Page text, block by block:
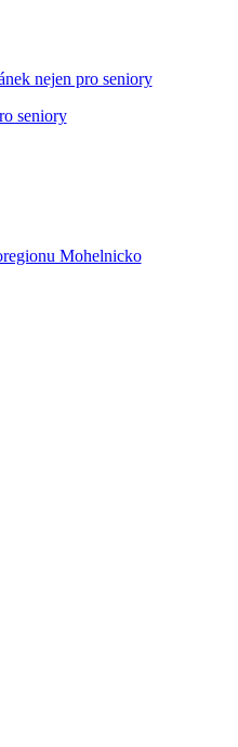
nejen pro seniory
Mohelnicko